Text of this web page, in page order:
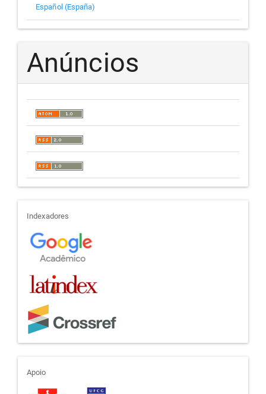
Español (España)
Anúncios
indexadores
Indexadores
apoio
Apoio